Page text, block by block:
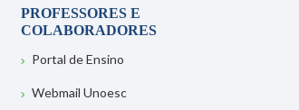
PROFESSORES E
COLABORADORES
Portal de Ensino
Webmail Unoesc